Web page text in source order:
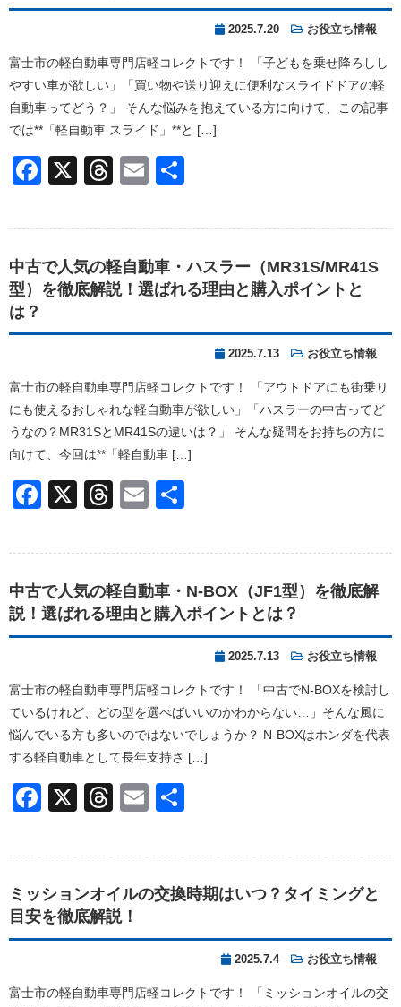
2025.7.20 お役立ち情報
富士市の軽自動車専門店軽コレクトです！ 「子どもを乗せ降ろしし
やすい車が欲しい」「買い物や送り迎えに便利なスライドドアの軽
自動車ってどう？」 そんな悩みを抱えている方に向けて、この記事
では**「軽自動車 スライド」**と […]
Facebook
X Threads
Email
中古で人気の軽自動車・ハスラー（MR31S/MR41S
型）を徹底解説！選ばれる理由と購入ポイントと
は？
2025.7.13 お役立ち情報
富士市の軽自動車専門店軽コレクトです！ 「アウトドアにも街乗り
にも使えるおしゃれな軽自動車が欲しい」「ハスラーの中古ってど
うなの？MR31SとMR41Sの違いは？」 そんな疑問をお持ちの方に
向けて、今回は**「軽自動車 […]
Facebook
X Threads
Email
中古で人気の軽自動車・N-BOX（JF1型）を徹底解
説！選ばれる理由と購入ポイントとは？
2025.7.13 お役立ち情報
富士市の軽自動車専門店軽コレクトです！ 「中古でN-BOXを検討し
ているけれど、どの型を選べばいいのかわからない…」そんな風に
悩んでいる方も多いのではないでしょうか？ N-BOXはホンダを代表
する軽自動車として長年支持さ […]
Facebook
X Threads
Email
ミッションオイルの交換時期はいつ？タイミングと
目安を徹底解説！
2025.7.4 お役立ち情報
富士市の軽自動車専門店軽コレクトです！ 「ミッションオイルの交